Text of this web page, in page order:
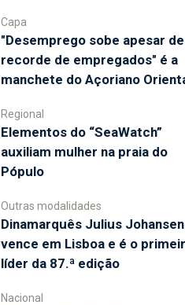
Capa
"Desemprego sobe apesar de
recorde de empregados" é a
manchete do Açoriano
Regional
​Elementos do “SeaWatch”
auxiliam mulher na praia do
Pópulo
Outras modalidades
Dinamarquês Julius Johansen
vence em Lisboa e é o
líder da 87.ª edição
Nacional